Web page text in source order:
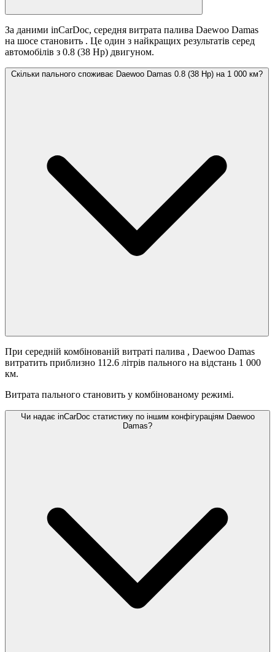
За даними inCarDoc, середня витрата палива Daewoo Damas
на шосе становить . Це один з найкращих результатів серед
автомобілів з 0.8 (38 Hp) двигуном.
Скільки пального споживає Daewoo Damas 0.8 (38 Hp) на 1 000 км?
При середній комбінованій витраті палива , Daewoo Damas
витратить приблизно 112.6 літрів пального на відстань 1 000
км.
Витрата пального становить у комбінованому режимі.
Чи надає inCarDoc статистику по іншим конфігураціям Daewoo
Damas?